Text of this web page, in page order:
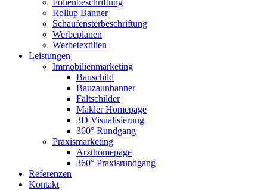
Folienbeschriftung
Rollup Banner
Schaufensterbeschriftung
Werbeplanen
Werbetextilien
Leistungen
Immobilienmarketing
Bauschild
Bauzaunbanner
Faltschilder
Makler Homepage
3D Visualisierung
360° Rundgang
Praxismarketing
Arzthomepage
360° Praxisrundgang
Referenzen
Kontakt